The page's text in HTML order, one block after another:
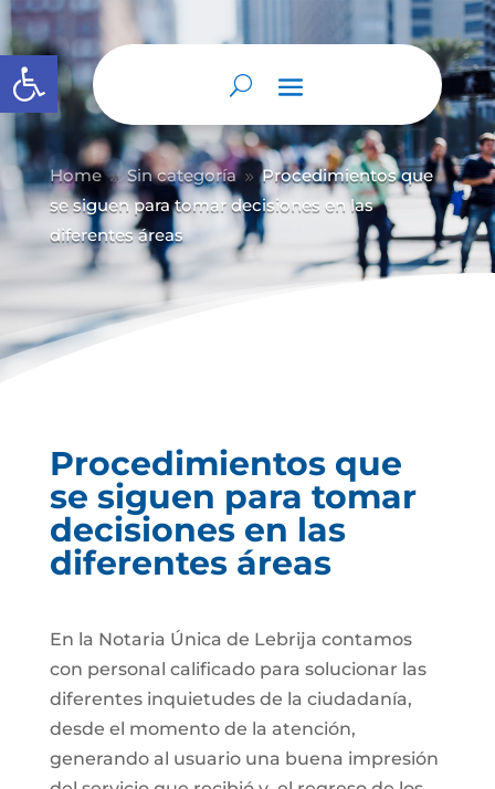
Abrir barra de herramientas
Home 9 Sin categoría 9 Procedimientos que
se siguen para tomar decisiones en las
diferentes áreas
Procedimientos que
se siguen para tomar
decisiones en las
diferentes áreas
En la Notaria Única de Lebrija contamos
con personal calificado para solucionar las
diferentes inquietudes de la ciudadanía,
desde el momento de la atención,
generando al usuario una buena impresión